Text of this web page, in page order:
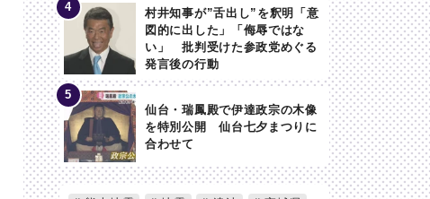
村井知事が”舌出し”を釈明「意
図的に出した」「侮辱ではな
い」 批判受けた参政党めぐる
発言後の行動
仙台・瑞鳳殿で伊達政宗の木像
を特別公開 仙台七夕まつりに
合わせて